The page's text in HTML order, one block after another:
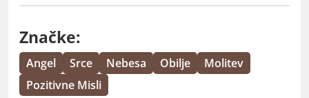
Značke:
Angel Srce Nebesa Obilje
Molitev
Pozitivne Misli